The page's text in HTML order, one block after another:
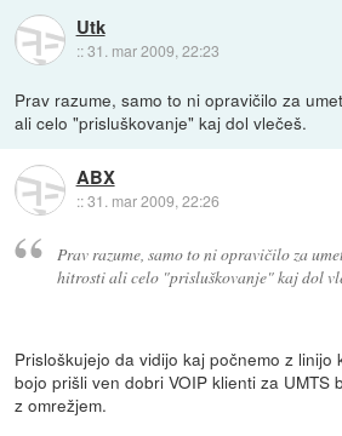
Utk
::31. mar 2009, 22:23
Prav razume, samo to ni opravičilo za
ali celo "prisluškovanje" kaj dol vlečeš.
ABX
::31. mar 2009, 22:26
Prav razume, samo to ni opravičilo za
hitrosti ali celo "prisluškovanje" kaj dol
Prisloškujejo da vidijo kaj počnemo z linijo
bojo prišli ven dobri VOIP klienti za UMTS
z omrežjem.